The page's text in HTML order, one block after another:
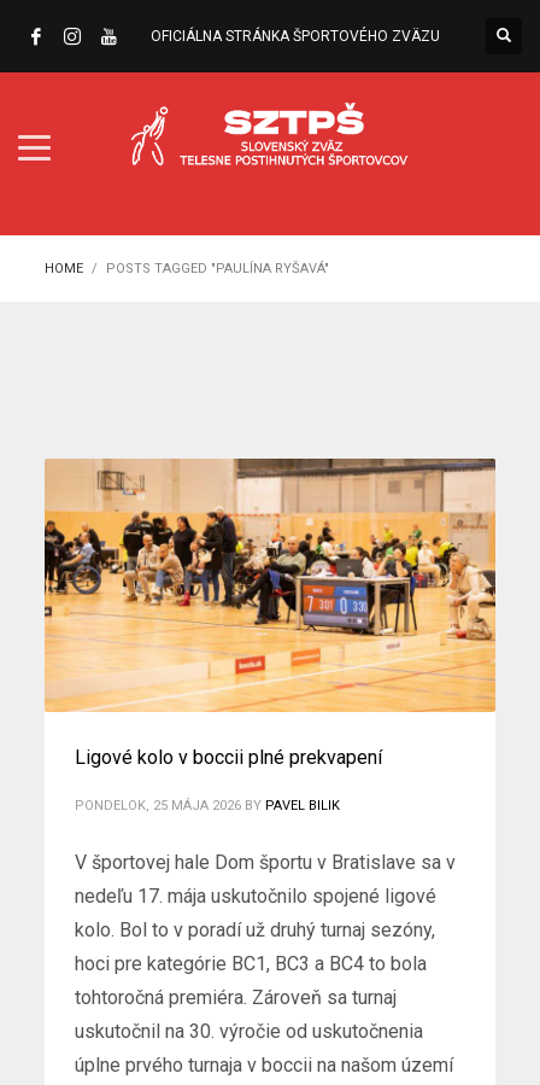
OFICIÁLNA STRÁNKA ŠPORTOVÉHO ZVÄZU
HOME POSTS TAGGED "PAULÍNA RYŠAVÁ"
Ligové kolo v boccii plné prekvapení
PONDELOK, 25 MÁJA 2026 BY PAVEL BILIK
V športovej hale Dom športu v Bratislave sa v
nedeľu 17. mája uskutočnilo spojené ligové
kolo. Bol to v poradí už druhý turnaj sezóny,
hoci pre kategórie BC1, BC3 a BC4 to bola
tohtoročná premiéra. Zároveň sa turnaj
uskutočnil na 30. výročie od uskutočnenia
úplne prvého turnaja v boccii na našom území